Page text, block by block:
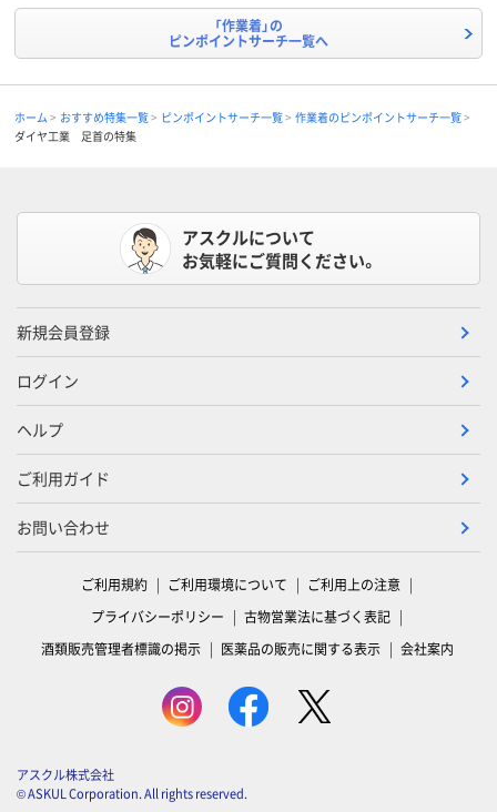
「作業着」の
ピンポイントサーチ一覧へ
ホーム おすすめ特集一覧 ピンポイントサーチ一覧
作業着のピンポイントサーチ一覧
ダイヤ工業 足首の特集
アスクルについて
お気軽にご質問ください。
新規会員登録
ログイン
ヘルプ
ご利用ガイド
お問い合わせ
ご利用規約 ご利用環境について
ご利用上の注意
プライバシーポリシー
古物営業法に基づく表記
酒類販売管理者標識の掲示
医薬品の販売に関する表示 会社案内
アスクル株式会社
© ASKUL Corporation. All rights reserved.